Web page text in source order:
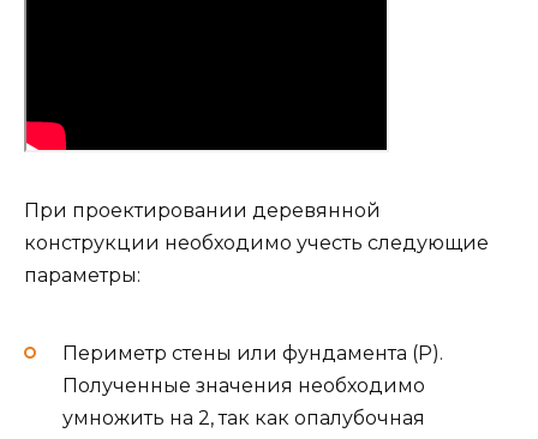
При проектировании деревянной
конструкции необходимо учесть следующие
параметры:
Периметр стены или фундамента (P).
Полученные значения необходимо
умножить на 2, так как опалубочная